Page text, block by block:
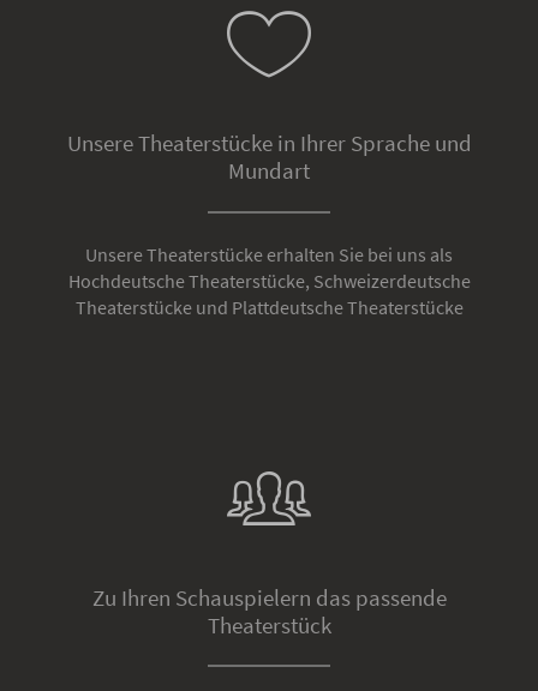
Unsere Theaterstücke in Ihrer Sprache und
Mundart
Unsere Theaterstücke erhalten Sie bei uns als
Hochdeutsche Theaterstücke, Schweizerdeutsche
Theaterstücke und Plattdeutsche Theaterstücke
Zu Ihren Schauspielern das passende
Theaterstück